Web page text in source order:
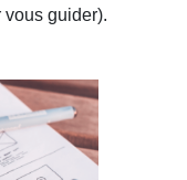
guider).